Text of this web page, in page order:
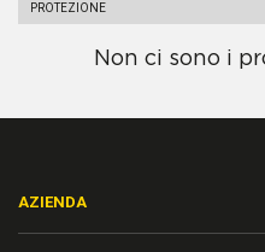
PROTEZIONE
Non ci sono i
AZIENDA